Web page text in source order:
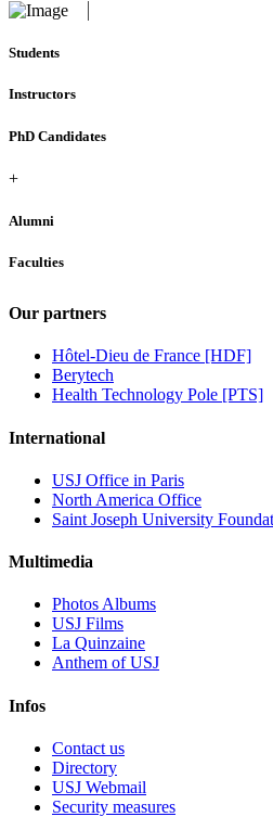
Students
Instructors
PhD Candidates
+
Alumni
Faculties
Our partners
Hôtel-Dieu de France [HDF]
Berytech
Health Technology Pole [PTS]
International
USJ Office in Paris
North America Office
Saint Joseph University
Multimedia
Photos Albums
USJ Films
La Quinzaine
Anthem of USJ
Infos
Contact us
Directory
USJ Webmail
Security measures